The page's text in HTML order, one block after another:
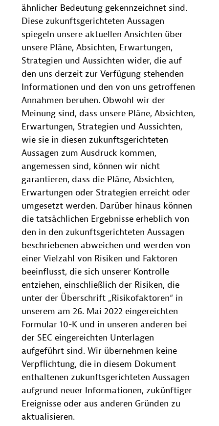
ähnlicher Bedeutung gekennzeichnet sind.
Diese zukunftsgerichteten Aussagen
spiegeln unsere aktuellen Ansichten über
unsere Pläne, Absichten, Erwartungen,
Strategien und Aussichten wider, die auf
den uns derzeit zur Verfügung stehenden
Informationen und den von uns getroffenen
Annahmen beruhen. Obwohl wir der
Meinung sind, dass unsere Pläne, Absichten,
Erwartungen, Strategien und Aussichten,
wie sie in diesen zukunftsgerichteten
Aussagen zum Ausdruck kommen,
angemessen sind, können wir nicht
garantieren, dass die Pläne, Absichten,
Erwartungen oder Strategien erreicht oder
umgesetzt werden. Darüber hinaus können
die tatsächlichen Ergebnisse erheblich von
den in den zukunftsgerichteten Aussagen
beschriebenen abweichen und werden von
einer Vielzahl von Risiken und Faktoren
beeinflusst, die sich unserer Kontrolle
entziehen, einschließlich der Risiken, die
unter der Überschrift „Risikofaktoren“ in
unserem am 26. Mai 2022 eingereichten
Formular 10-K und in unseren anderen bei
der SEC eingereichten Unterlagen
aufgeführt sind. Wir übernehmen keine
Verpflichtung, die in diesem Dokument
enthaltenen zukunftsgerichteten Aussagen
aufgrund neuer Informationen, zukünftiger
Ereignisse oder aus anderen Gründen zu
aktualisieren.